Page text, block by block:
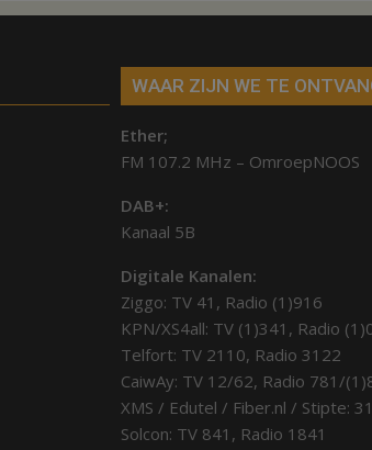
WAAR ZIJN WE TE
Ether;
FM 107.2 MHz – OmroepNOOS
DAB+:
Kanaal 5B
Digitale Kanalen:
Ziggo: TV 41, Radio (1)916
KPN/XS4all: TV (1)341, Radio
Telfort: TV 2110, Radio 3122
CaiwAy: TV 12/62, Radio 781/
XMS / Edutel / Fiber.nl / Stipte:
Solcon: TV 841, Radio 1841